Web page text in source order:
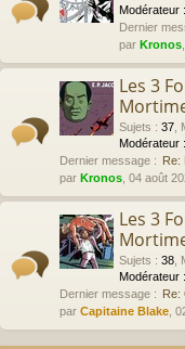
Modérateur :
Dernier
par Kronos
Les 3
Sujets : 37
Modérateur :
Dernier message : Re:
par Kronos , 04 août
Les 3
Sujets : 38
Modérateur :
Dernier message : Re:
par Capitaine Blake ,